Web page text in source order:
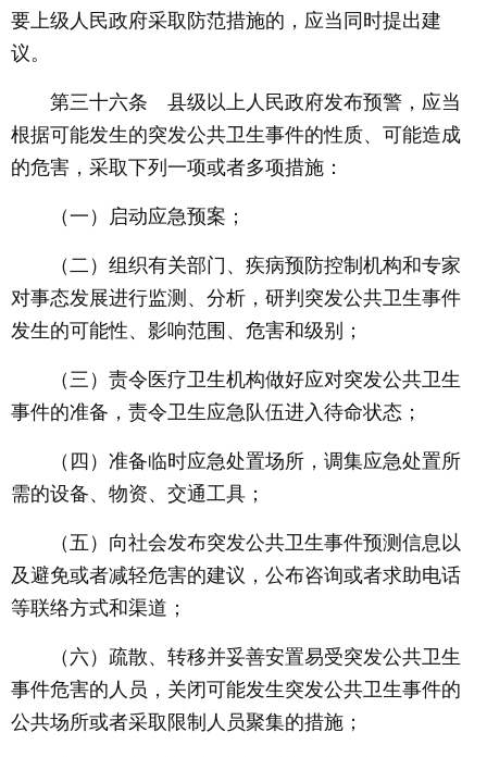
要上级人民政府采取防范措施的，应当同时提出建
议。
第三十六条 县级以上人民政府发布预警，应当
根据可能发生的突发公共卫生事件的性质、可能造成
的危害，采取下列一项或者多项措施：
（一）启动应急预案；
（二）组织有关部门、疾病预防控制机构和专家
对事态发展进行监测、分析，研判突发公共卫生事件
发生的可能性、影响范围、危害和级别；
（三）责令医疗卫生机构做好应对突发公共卫生
事件的准备，责令卫生应急队伍进入待命状态；
（四）准备临时应急处置场所，调集应急处置所
需的设备、物资、交通工具；
（五）向社会发布突发公共卫生事件预测信息以
及避免或者减轻危害的建议，公布咨询或者求助电话
等联络方式和渠道；
（六）疏散、转移并妥善安置易受突发公共卫生
事件危害的人员，关闭可能发生突发公共卫生事件的
公共场所或者采取限制人员聚集的措施；